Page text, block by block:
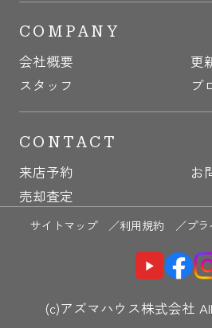
COMPANY
会社概要
更
スタッフ
ブ
CONTACT
来店予約
お
売却査定
サイトマップ ／利用規約 ／プ
(c)アズマハウス株式会社